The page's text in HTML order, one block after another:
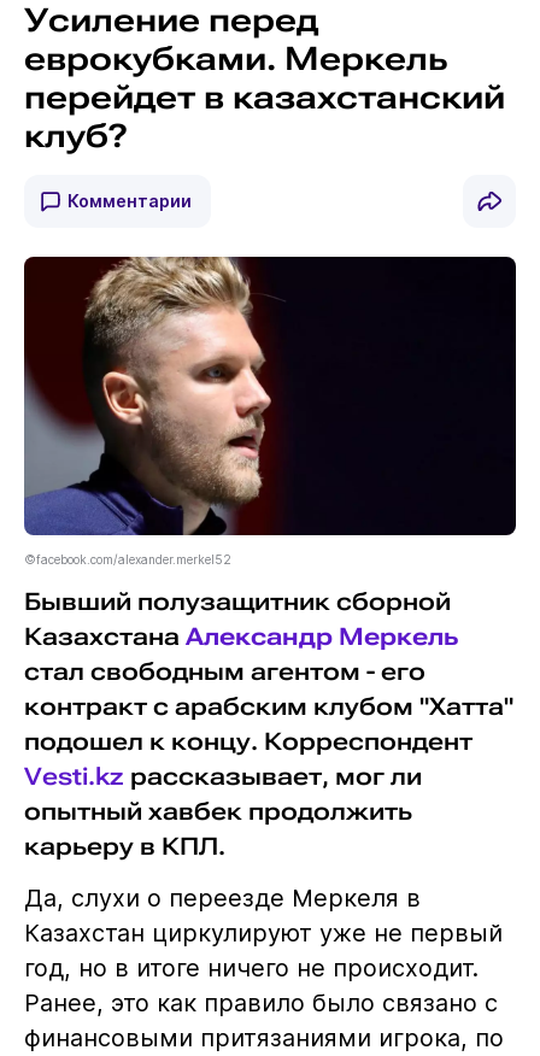
Усиление перед
еврокубками. Меркель
перейдет в казахстанский
клуб?
Комментарии
©facebook.com/alexander.merkel52
Бывший полузащитник сборной
Казахстана Александр Меркель
стал свободным агентом - его
контракт с арабским клубом "Хатта"
подошел к концу. Корреспондент
Vesti.kz рассказывает, мог ли
опытный хавбек продолжить
карьеру в КПЛ.
Да, слухи о переезде Меркеля в
Казахстан циркулируют уже не первый
год, но в итоге ничего не происходит.
Ранее, это как правило было связано с
финансовыми притязаниями игрока, по